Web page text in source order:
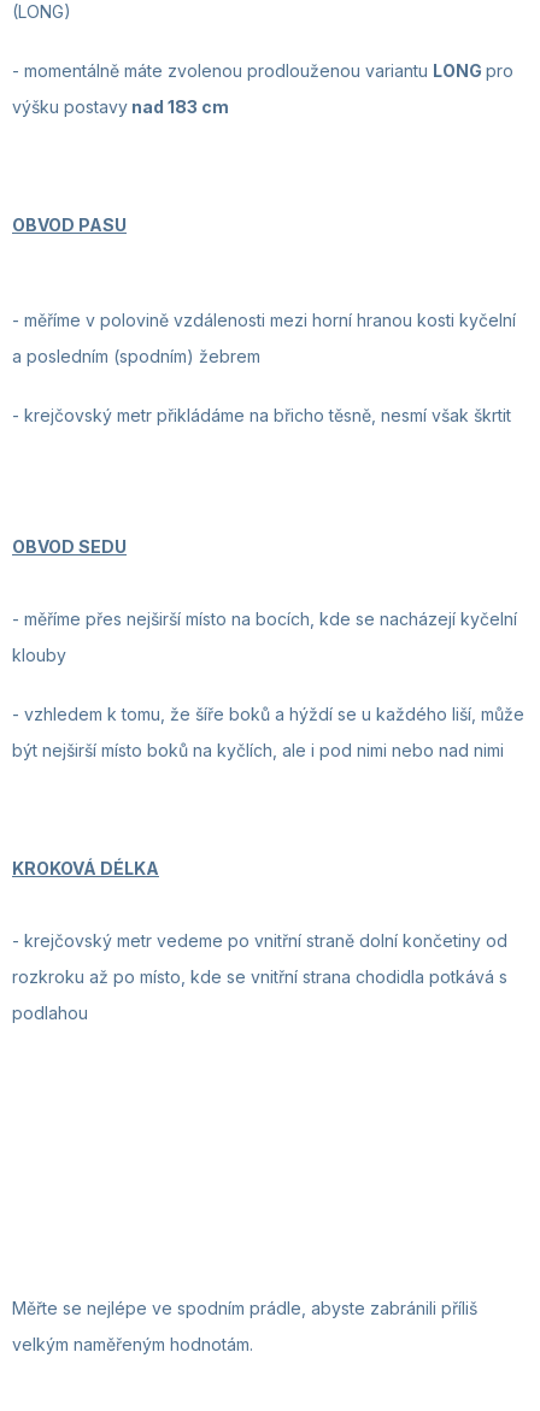
(LONG)
- momentálně máte zvolenou prodlouženou variantu LONG pro
výšku postavy nad 183 cm
OBVOD PASU
- měříme v polovině vzdálenosti mezi horní hranou kosti kyčelní
a posledním (spodním) žebrem
- krejčovský metr přikládáme na břicho těsně, nesmí však škrtit
OBVOD SEDU
- měříme přes nejširší místo na bocích, kde se nacházejí kyčelní
klouby
- vzhledem k tomu, že šíře boků a hýždí se u každého liší, může
být nejširší místo boků na kyčlích, ale i pod nimi nebo nad nimi
KROKOVÁ DÉLKA
- krejčovský metr vedeme po vnitřní straně dolní končetiny od
rozkroku až po místo, kde se vnitřní strana chodidla potkává s
podlahou
Měřte se nejlépe ve spodním prádle, abyste zabránili příliš
velkým naměřeným hodnotám.